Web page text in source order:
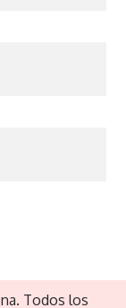
Todos los